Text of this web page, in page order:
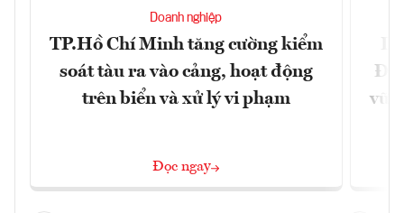
Doanh nghiệp
TP.Hồ Chí Minh tăng cường kiểm
soát tàu ra vào cảng, hoạt động
trên biển và xử lý vi phạm
Đọc ngay